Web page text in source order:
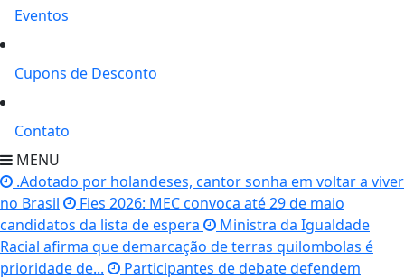
Eventos
Cupons de Desconto
Contato
MENU
.Adotado por holandeses, cantor sonha em voltar a viver
no Brasil
Fies 2026: MEC convoca até 29 de maio
candidatos da lista de espera
Ministra da Igualdade
Racial afirma que demarcação de terras quilombolas é
prioridade de...
Participantes de debate defendem